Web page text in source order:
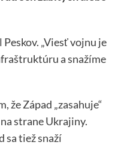
„Viesť vojnu je
a snažíme
Západ „zasahuje“
strane Ukrajiny.
sa tiež snaží